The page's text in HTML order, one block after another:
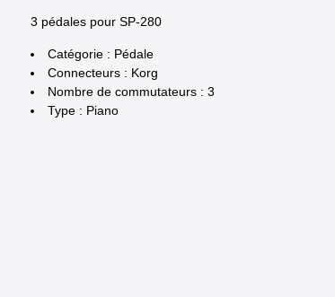
3 pédales pour SP-280
Catégorie : Pédale
Connecteurs : Korg
Nombre de commutateurs : 3
Type : Piano